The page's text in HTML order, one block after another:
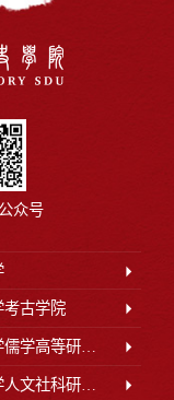
众号
考古学院
山东大学儒学高等研究院
山东大学人文社科研究院